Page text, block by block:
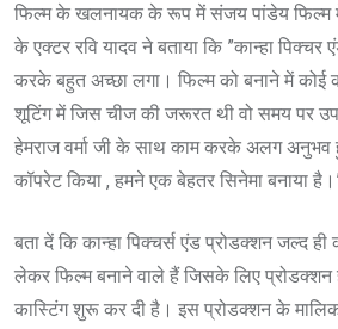
फिल्म के खलनायक के रूप में संजय पांडेय फिल्म
के एक्टर रवि यादव ने बताया कि ”कान्हा
करके बहुत अच्छा लगा। फिल्म को बनाने में कोई
शूटिंग में जिस चीज की जरूरत थी वो समय पर
हेमराज वर्मा जी के साथ काम करके अलग अनुभव
कॉपरेट किया , हमने एक बेहतर सिनेमा बनाया
बता दें कि कान्हा पिक्चर्स एंड प्रोडक्शन जल्द
लेकर फिल्म बनाने वाले हैं जिसके लिए प्रोडक्शन
कास्टिंग शुरू कर दी है। इस प्रोडक्शन के मालिक